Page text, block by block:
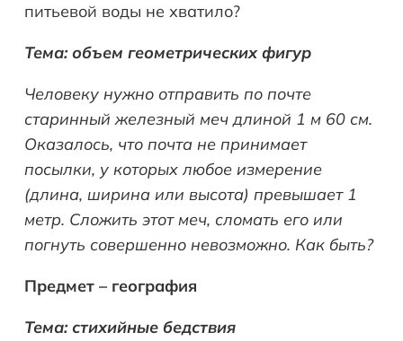
питьевой воды не хватило?
Тема: объем геометрических фигур
Человеку нужно отправить по почте
старинный железный меч длиной 1 м 60 см.
Оказалось, что почта не принимает
посылки, у которых любое измерение
(длина, ширина или высота) превышает 1
метр. Сложить этот меч, сломать его или
погнуть совершенно невозможно. Как быть?
Предмет – география
Тема: стихийные бедствия